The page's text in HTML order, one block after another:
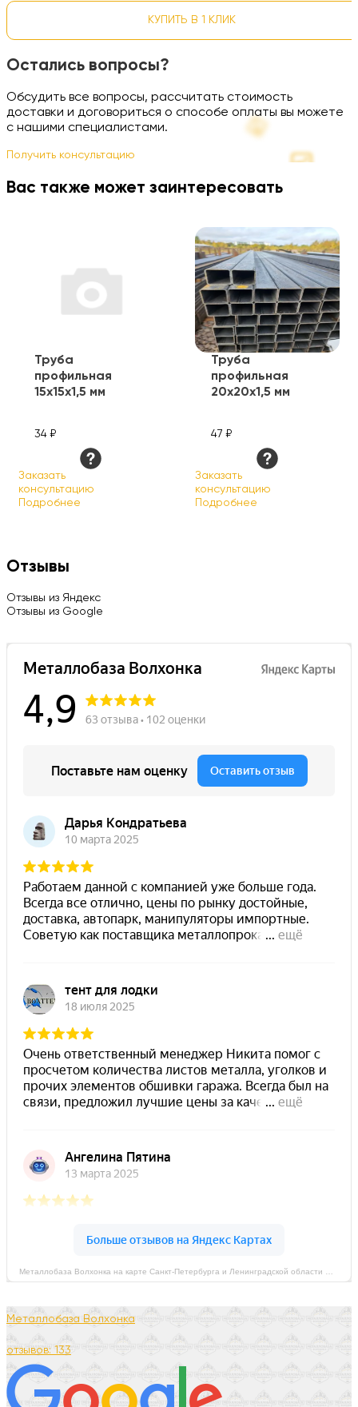
КУПИТЬ В 1 КЛИК
Остались вопросы?
Обсудить все вопросы, рассчитать стоимость
доставки и договориться о способе оплаты вы можете
с нашими специалистами.
Получить консультацию
Вас также может заинтересовать
Труба
профильная
15х15х1,5 мм
34 ₽
Заказать
консультацию
Подробнее
Труба
профильная
20х20х1,5 мм
47 ₽
Заказать
консультацию
Подробнее
Отзывы
Отзывы из Яндекс
Отзывы из Google
Металлобаза Волхонка на карте Санкт‑Петербурга и Ленинградской области — Яндекс Карты
Металлобаза Волхонка
отзывов: 133